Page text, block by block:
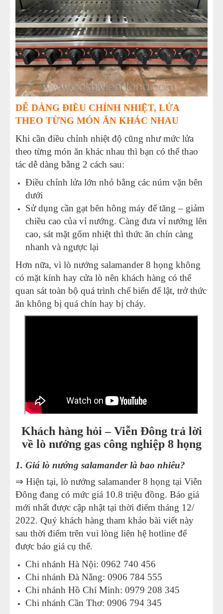
DỄ DÀNG ĐIỀU CHỈNH NHIỆT, LỬA
THEO TỪNG MÓN ĂN KHÁC NHAU
Khi cần điều chỉnh nhiệt độ cũng như mức lửa
theo từng món ăn khác nhau thì bạn có thể thao
tác dễ dàng bằng 2 cách sau:
Điều chỉnh lửa lớn nhỏ bằng các núm vặn bên
dưới
Sử dụng cần gạt bên hông máy để tăng – giảm
chiều cao của vỉ nướng. Càng đưa vỉ nướng lên
cao, sát mặt gốm nhiệt thì thức ăn chín càng
nhanh và ngược lại
Hơn nữa, vì lò nướng salamander 8 họng không
có mặt kính hay cửa lò nên khách hàng có thể
quan sát toàn bộ quá trình chế biến để lật, trở thức
ăn không bị quá chín hay bị cháy.
Khách hàng hỏi – Viễn Đông trả lời
về lò nướng gas công nghiệp 8 họng
1. Giá lò nướng salamander là bao nhiêu?
⇒ Hiện tại, lò nướng salamander 8 họng tại Viễn
Đông đang có mức giá 10.8 triệu đồng. Báo giá
mới nhất được cập nhật tại thời điểm tháng 12/
2022. Quý khách hàng tham khảo bài viết này
sau thời điểm trên vui lòng liên hệ hotline để
được báo giá cụ thể.
Chi nhánh Hà Nội: 0962 740 456
Chi nhánh Đà Nẵng: 0906 784 555
Chi nhánh Hồ Chí Minh: 0979 208 345
Chi nhánh Cần Thơ: 0906 794 345